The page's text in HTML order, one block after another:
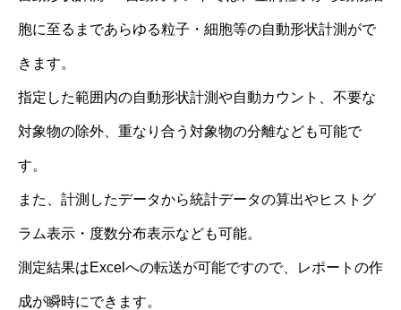
胞に至るまであらゆる粒子・細胞等の自動形状計測がで
きます。
指定した範囲内の自動形状計測や自動カウント、不要な
対象物の除外、重なり合う対象物の分離なども可能で
す。
また、計測したデータから統計データの算出やヒストグ
ラム表示・度数分布表示なども可能。
測定結果はExcelへの転送が可能ですので、レポートの作
成が瞬時にできます。